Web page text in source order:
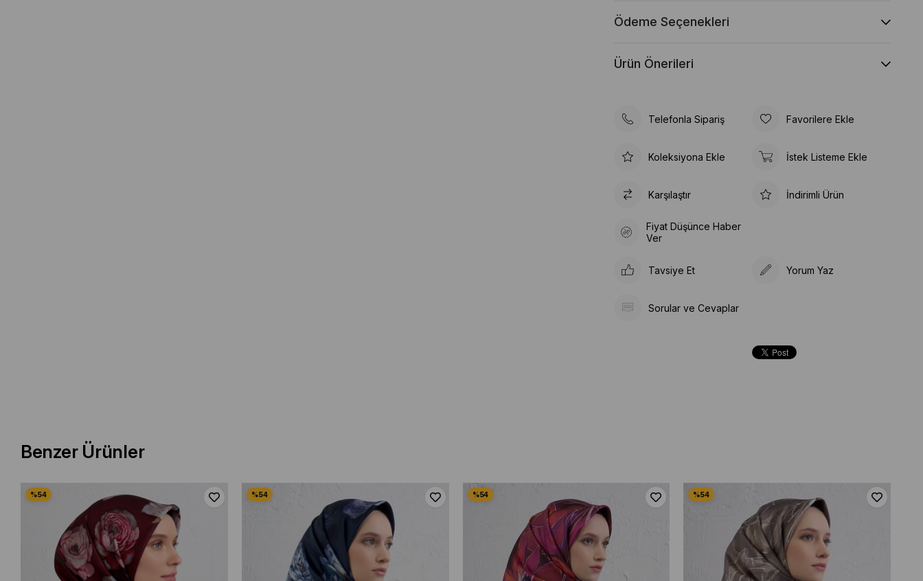
Ödeme Seçenekleri
Ürün Önerileri
Telefonla Sipariş Favorilere Ekle
Koleksiyona Ekle İstek Listeme Ekle
Karşılaştır İndirimli Ürün
Fiyat Düşünce Haber
Ver
Tavsiye Et Yorum Yaz
Sorular ve Cevaplar
Benzer Ürünler